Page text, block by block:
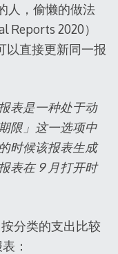
人，偷懒的做法
Reports 2020）
以直接更新同一报
表是一种处于动
限」这一选项中
时候该报表生成
表在 9 月打开时
分类的支出比较
：